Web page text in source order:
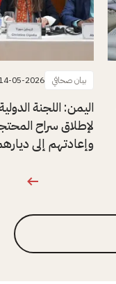
بيان صحافي 05-2026
اليمن: اللجنة
لإطلاق سراح
وإعادتهم إلى